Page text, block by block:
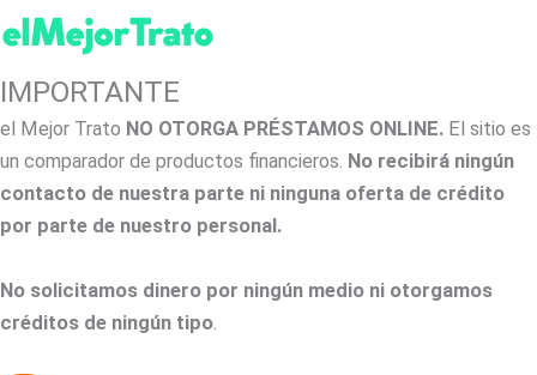
IMPORTANTE
el Mejor Trato NO OTORGA PRÉSTAMOS ONLINE. El sitio es
un comparador de productos financieros. No recibirá ningún
contacto de nuestra parte ni ninguna oferta de crédito
por parte de nuestro personal.
No solicitamos dinero por ningún medio ni otorgamos
créditos de ningún tipo.